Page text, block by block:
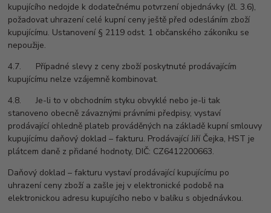
kupujícího nedojde k dodatečnému potvrzení objednávky (čl. 3.6),
požadovat uhrazení celé kupní ceny ještě před odesláním zboží
kupujícímu. Ustanovení § 2119 odst. 1 občanského zákoníku se
nepoužije.
4.7. Případné slevy z ceny zboží poskytnuté prodávajícím
kupujícímu nelze vzájemně kombinovat.
4.8. Je-li to v obchodním styku obvyklé nebo je-li tak
stanoveno obecně závaznými právními předpisy, vystaví
prodávající ohledně plateb prováděných na základě kupní smlouvy
kupujícímu daňový doklad – fakturu. Prodávající Jiří Čejka, HST je
plátcem daně z přidané hodnoty, DIČ: CZ6412200663.
Daňový doklad – fakturu vystaví prodávající kupujícímu po
uhrazení ceny zboží a zašle jej v elektronické podobě na
elektronickou adresu kupujícího nebo v balíku s objednávkou.